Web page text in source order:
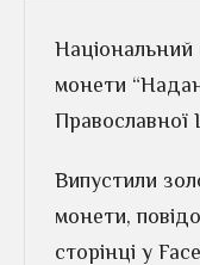
Національний
монети
Православної
Випустили
монети,
сторінці у